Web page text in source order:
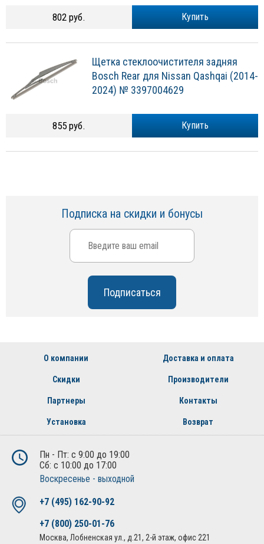
Купить
802 руб.
Щетка стеклоочистителя задняя
Bosch Rear для Nissan Qashqai (2014-
2024) № 3397004629
Купить
855 руб.
Подписка на скидки и бонусы
О компании Доставка и оплата
Скидки Производители
Партнеры Контакты
Установка Возврат
Пн - Пт: с 9:00 до 19:00
Сб: с 10:00 до 17:00
Воскресенье - выходной
+7 (495) 162-90-92
+7 (800) 250-01-76
Москва, Лобненская ул., д.21, 2-й этаж, офис 221